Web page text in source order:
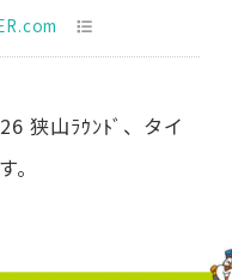
狭山ﾗｳﾝﾄﾞ、タイ